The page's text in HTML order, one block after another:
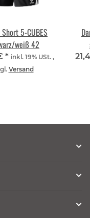
5-CUBES
weiß 42
* inkl. 19% USt. ,
Versand